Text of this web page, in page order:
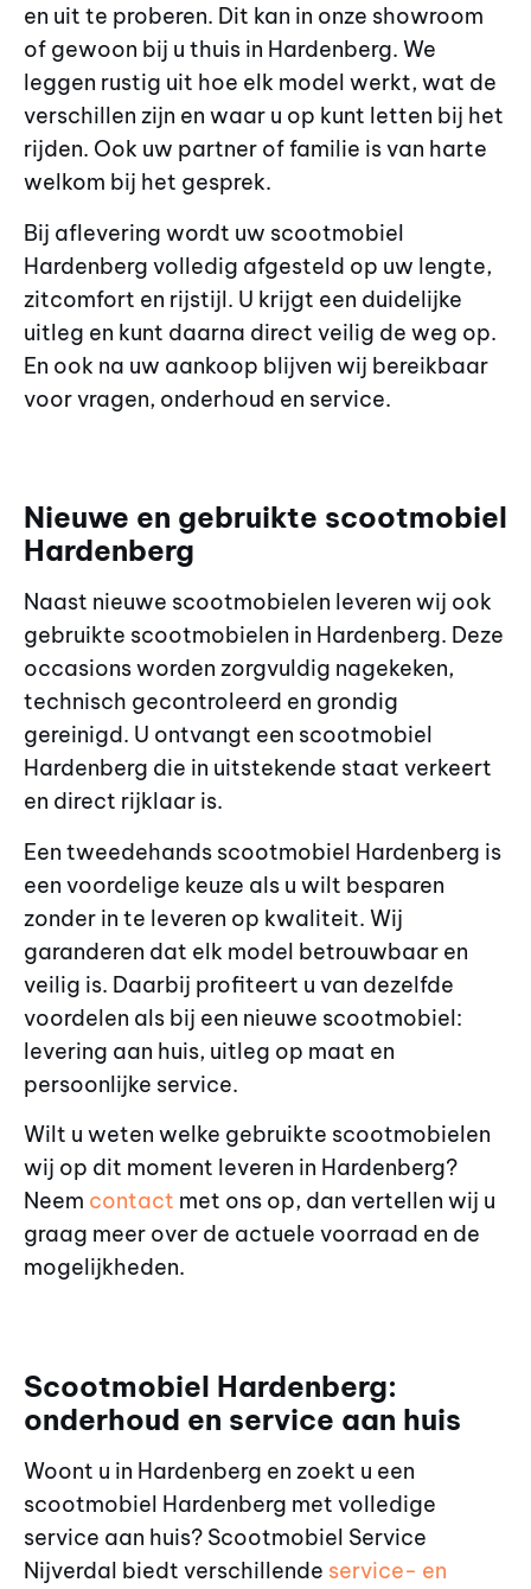
en uit te proberen. Dit kan in onze showroom
of gewoon bij u thuis in Hardenberg. We
leggen rustig uit hoe elk model werkt, wat de
verschillen zijn en waar u op kunt letten bij het
rijden. Ook uw partner of familie is van harte
welkom bij het gesprek.
Bij aflevering wordt uw scootmobiel
Hardenberg volledig afgesteld op uw lengte,
zitcomfort en rijstijl. U krijgt een duidelijke
uitleg en kunt daarna direct veilig de weg op.
En ook na uw aankoop blijven wij bereikbaar
voor vragen, onderhoud en service.
Nieuwe en gebruikte scootmobiel
Hardenberg
Naast nieuwe scootmobielen leveren wij ook
gebruikte scootmobielen in Hardenberg. Deze
occasions worden zorgvuldig nagekeken,
technisch gecontroleerd en grondig
gereinigd. U ontvangt een scootmobiel
Hardenberg die in uitstekende staat verkeert
en direct rijklaar is.
Een tweedehands scootmobiel Hardenberg is
een voordelige keuze als u wilt besparen
zonder in te leveren op kwaliteit. Wij
garanderen dat elk model betrouwbaar en
veilig is. Daarbij profiteert u van dezelfde
voordelen als bij een nieuwe scootmobiel:
levering aan huis, uitleg op maat en
persoonlijke service.
Wilt u weten welke gebruikte scootmobielen
wij op dit moment leveren in Hardenberg?
Neem contact met ons op, dan vertellen wij u
graag meer over de actuele voorraad en de
mogelijkheden.
Scootmobiel Hardenberg:
onderhoud en service aan huis
Woont u in Hardenberg en zoekt u een
scootmobiel Hardenberg met volledige
service aan huis? Scootmobiel Service
Nijverdal biedt verschillende service- en